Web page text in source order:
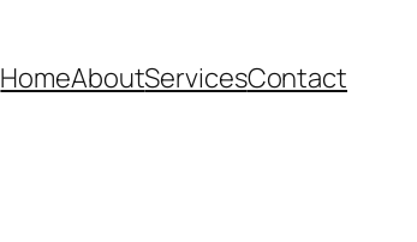
HomeAboutServicesContact